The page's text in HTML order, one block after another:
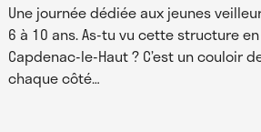
Une journée dédiée aux jeunes
6 à 10 ans. As-tu vu cette structure
Capdenac-le-Haut ? C’est un couloir
chaque côté…